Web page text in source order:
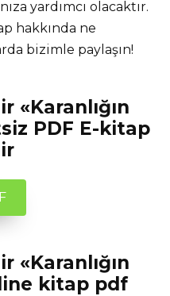
yardımcı olacaktır.
hakkında ne
bizimle paylaşın!
«Karanlığın
PDF E-kitap
«Karanlığın
kitap pdf